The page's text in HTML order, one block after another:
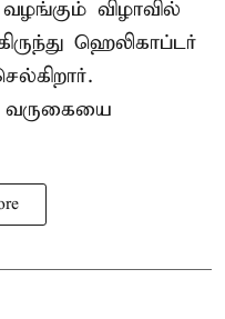
விழாவில்
ஹெலிகாப்டர்
வருகையை